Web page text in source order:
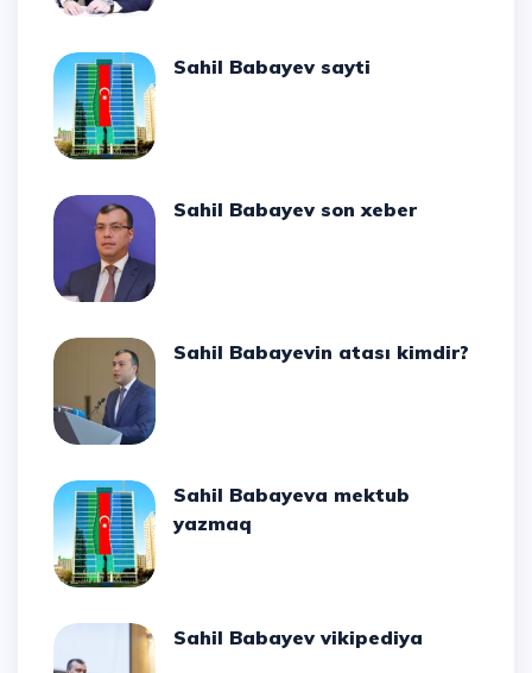
Sahil Babayev sayti
Sahil Babayev son xeber
Sahil Babayevin atası kimdir?
Sahil Babayeva mektub
yazmaq
Sahil Babayev vikipediya